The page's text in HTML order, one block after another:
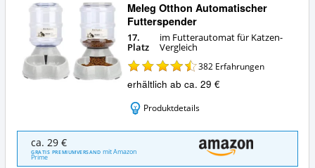
Meleg Otthon Automatischer
Futterspender
17.
Platz
im Futterautomat für Katzen-
Vergleich
382 Erfahrungen
erhältlich ab ca. 29 €
Produktdetails
Otthon
Automatischer
ca. 29 €
GRATIS PREMIUMVERSAND mit Amazon
Prime